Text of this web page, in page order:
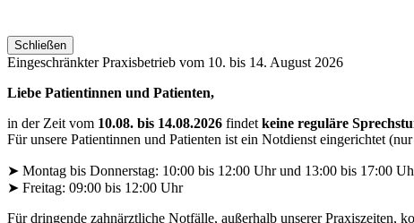
Schließen
Eingeschränkter Praxisbetrieb vom 10. bis 14. August 2026
Liebe Patientinnen und Patienten,
in der Zeit vom 10.08. bis 14.08.2026 findet keine reguläre
Für unsere Patientinnen und Patienten ist ein Notdienst eingerichtet
➤ Montag bis Donnerstag: 10:00 bis 12:00 Uhr und 13:00 bis 17:00
➤ Freitag: 09:00 bis 12:00 Uhr
Für dringende zahnärztliche Notfälle, außerhalb unserer Praxiszeiten,